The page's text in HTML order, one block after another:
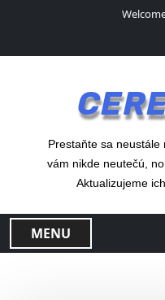
Prestaňte sa
vám nikde neutečú,
Aktualizujeme
MENU